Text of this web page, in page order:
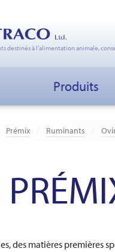
destinés à l’alimentation animale,
Produits
Prémix Ruminants
des matières premières